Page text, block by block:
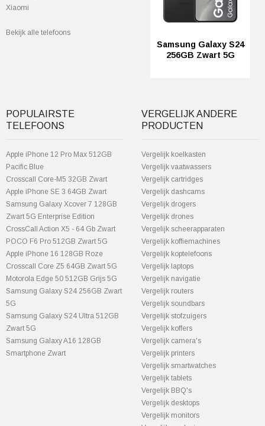
Xiaomi
Bekijk alle telefoons
Samsung Galaxy S24
256GB Zwart 5G
POPULAIRSTE
TELEFOONS
Apple iPhone 12 Pro Max 512GB
Pacific Blue
Crosscall Core-M5 32GB Zwart
Apple iPhone SE 3 64GB Zwart
Samsung Galaxy Xcover 7 128GB
Zwart 5G Enterprise Edition
CrossCall Action X5 - 64 Gb Zwart
POCO F6 Pro 512GB Zwart 5G
Apple iPhone 16 128GB Roze
Crosscall Core Z5 64GB Zwart 5G
Motorola Edge 50 512GB Grijs 5G
Samsung Galaxy S24 256GB Zwart
5G
Samsung Galaxy S24 Ultra 512GB
Zwart 5G
Samsung Galaxy A16 128GB
Smartphone Zwart
VERGELIJK ANDERE
PRODUCTEN
Vergelijk koelkasten
Vergelijk vaatwassers
Vergelijk cartridges
Vergelijk dashcams
Vergelijk drogers
Vergelijk drones
Vergelijk scheerapparaten
Vergelijk koffiemachines
Vergelijk koptelefoons
Vergelijk laptops
Vergelijk navigatie
Vergelijk routers
Vergelijk soundbars
Vergelijk stofzuigers
Vergelijk koffers
Vergelijk camera's
Vergelijk printers
Vergelijk smartwatches
Vergelijk tablets
Vergelijk BBQ's
Vergelijk desktops
Vergelijk monitors